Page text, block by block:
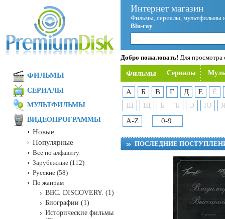
Интернет магазин
Фильмы, сериалы, мультфильмы
Blu-ray
Добро пожаловать! Для просмотра
Фильмы Сериалы
А Б В Г Д Е
Ё
Ш
Щ Ь Ъ Э Ю
A-Z
0-9
ПОСЛЕДНИЕ
ФИЛЬМЫ
СЕРИАЛЫ
МУЛЬТФИЛЬМЫ
ВИДЕОПРОГРАММЫ
Новые
Популярные
Все по алфавиту
Зарубежные (112)
Русские (58)
По жанрам
BBC. DISCOVERY. (1)
Биографии (1)
Исторические фильмы